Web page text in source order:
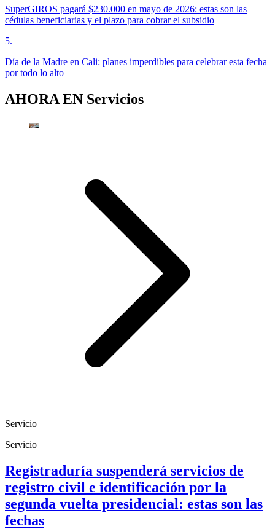
SuperGIROS pagará $230.000 en mayo de 2026: estas son las
cédulas beneficiarias y el plazo para cobrar el subsidio
5.
Día de la Madre en Cali: planes imperdibles para celebrar esta fecha
por todo lo alto
AHORA EN Servicios
Servicio
Servicio
Registraduría suspenderá servicios de
registro civil e identificación por la
segunda vuelta presidencial: estas son las
fechas